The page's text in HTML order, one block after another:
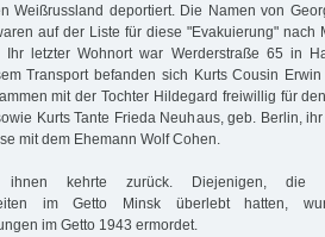
Weißrussland deportiert. Die Namen von
auf der Liste für diese "Evakuierung" nach
Ihr letzter Wohnort war Werderstraße 65 in
Transport befanden sich Kurts Cousin
mit der Tochter Hildegard freiwillig für
Kurts Tante Frieda Neuhaus, geb. Berlin,
mit dem Ehemann Wolf Cohen.
ihnen kehrte zurück. Diejenigen, die
im Getto Minsk überlebt hatten,
im Getto 1943 ermordet.